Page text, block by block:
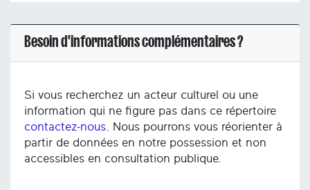
Besoin d'informations complémentaires ?
Si vous recherchez un acteur culturel ou une
information qui ne figure pas dans ce répertoire
contactez-nous . Nous pourrons vous réorienter à
partir de données en notre possession et non
accessibles en consultation publique.